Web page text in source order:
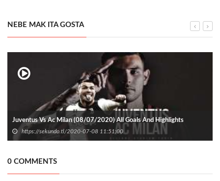
NEBE MAK ITA GOSTA
Juventus Vs Ac Milan (08/07/2020) All Goals And Highlights
https://sekundo.tl/2020-07-08 11:51:00
0 COMMENTS